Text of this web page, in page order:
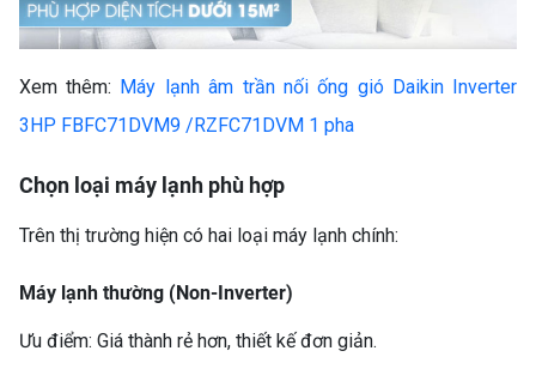
Xem thêm: Máy lạnh âm trần nối ống gió Daikin Inverter
3HP FBFC71DVM9 /RZFC71DVM 1 pha
Chọn loại máy lạnh phù hợp
Trên thị trường hiện có hai loại máy lạnh chính:
Máy lạnh thường (Non‑Inverter)
Ưu điểm: Giá thành rẻ hơn, thiết kế đơn giản.